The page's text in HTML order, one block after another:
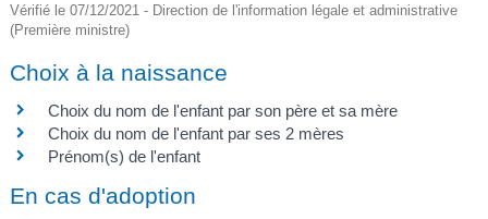
Vérifié le 07/12/2021 - Direction de l'information légale et administrative
(Première ministre)
Choix à la naissance
Choix du nom de l'enfant par son père et sa mère
Choix du nom de l'enfant par ses 2 mères
Prénom(s) de l'enfant
En cas d'adoption